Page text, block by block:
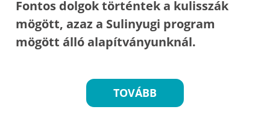
Fontos dolgok történtek a kulisszák
mögött, azaz a Sulinyugi program
mögött álló alapítványunknál.
TOVÁBB